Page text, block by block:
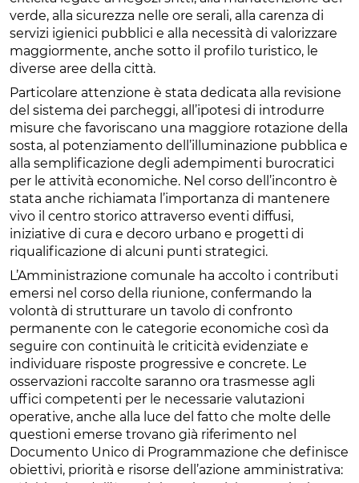
verde, alla sicurezza nelle ore serali, alla carenza di
servizi igienici pubblici e alla necessità di valorizzare
maggiormente, anche sotto il profilo turistico, le
diverse aree della città.
Particolare attenzione è stata dedicata alla revisione
del sistema dei parcheggi, all’ipotesi di introdurre
misure che favoriscano una maggiore rotazione della
sosta, al potenziamento dell’illuminazione pubblica e
alla semplificazione degli adempimenti burocratici
per le attività economiche. Nel corso dell’incontro è
stata anche richiamata l’importanza di mantenere
vivo il centro storico attraverso eventi diffusi,
iniziative di cura e decoro urbano e progetti di
riqualificazione di alcuni punti strategici.
L’Amministrazione comunale ha accolto i contributi
emersi nel corso della riunione, confermando la
volontà di strutturare un tavolo di confronto
permanente con le categorie economiche così da
seguire con continuità le criticità evidenziate e
individuare risposte progressive e concrete. Le
osservazioni raccolte saranno ora trasmesse agli
uffici competenti per le necessarie valutazioni
operative, anche alla luce del fatto che molte delle
questioni emerse trovano già riferimento nel
Documento Unico di Programmazione che definisce
obiettivi, priorità e risorse dell’azione amministrativa: